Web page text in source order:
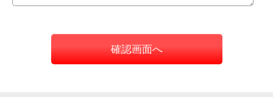
確認画面へ